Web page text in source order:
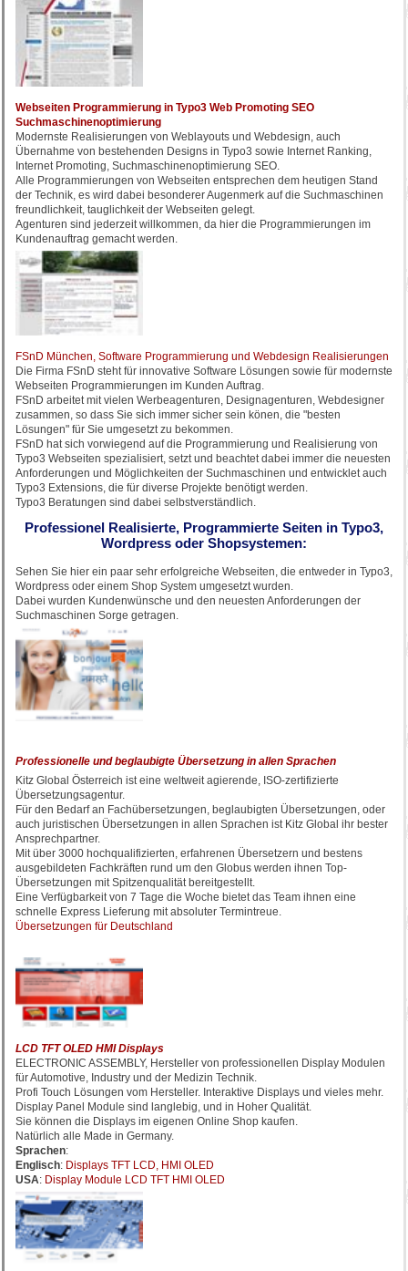
Webseiten Programmierung in Typo3 Web Promoting SEO
Suchmaschinenoptimierung
Modernste Realisierungen von Weblayouts und Webdesign, auch
Übernahme von bestehenden Designs in Typo3 sowie Internet Ranking,
Internet Promoting, Suchmaschinenoptimierung SEO.
Alle Programmierungen von Webseiten entsprechen dem heutigen Stand
der Technik, es wird dabei besonderer Augenmerk auf die Suchmaschinen
freundlichkeit, tauglichkeit der Webseiten gelegt.
Agenturen sind jederzeit willkommen, da hier die Programmierungen im
Kundenauftrag gemacht werden.
FSnD München, Software Programmierung und Webdesign Realisierungen
Die Firma FSnD steht für innovative Software Lösungen sowie für modernste
Webseiten Programmierungen im Kunden Auftrag.
FSnD arbeitet mit vielen Werbeagenturen, Designagenturen, Webdesigner
zusammen, so dass Sie sich immer sicher sein könen, die "besten
Lösungen" für Sie umgesetzt zu bekommen.
FSnD hat sich vorwiegend auf die Programmierung und Realisierung von
Typo3 Webseiten spezialisiert, setzt und beachtet dabei immer die neuesten
Anforderungen und Möglichkeiten der Suchmaschinen und entwicklet auch
Typo3 Extensions, die für diverse Projekte benötigt werden.
Typo3 Beratungen sind dabei selbstverständlich.
Professionel Realisierte, Programmierte Seiten in Typo3,
Wordpress oder Shopsystemen:
Sehen Sie hier ein paar sehr erfolgreiche Webseiten, die entweder in Typo3,
Wordpress oder einem Shop System umgesetzt wurden.
Dabei wurden Kundenwünsche und den neuesten Anforderungen der
Suchmaschinen Sorge getragen.
Professionelle und beglaubigte Übersetzung in allen Sprachen
Kitz Global Österreich ist eine weltweit agierende, ISO-zertifizierte
Übersetzungsagentur.
Für den Bedarf an Fachübersetzungen, beglaubigten Übersetzungen, oder
auch juristischen Übersetzungen in allen Sprachen ist Kitz Global ihr bester
Ansprechpartner.
Mit über 3000 hochqualifizierten, erfahrenen Übersetzern und bestens
ausgebildeten Fachkräften rund um den Globus werden ihnen Top-
Übersetzungen mit Spitzenqualität bereitgestellt.
Eine Verfügbarkeit von 7 Tage die Woche bietet das Team ihnen eine
schnelle Express Lieferung mit absoluter Termintreue.
Übersetzungen für Deutschland
LCD TFT OLED HMI Displays
ELECTRONIC ASSEMBLY, Hersteller von professionellen Display Modulen
für Automotive, Industry und der Medizin Technik.
Profi Touch Lösungen vom Hersteller. Interaktive Displays und vieles mehr.
Display Panel Module sind langlebig, und in Hoher Qualität.
Sie können die Displays im eigenen Online Shop kaufen.
Natürlich alle Made in Germany.
Sprachen:
Englisch: Displays TFT LCD, HMI OLED
USA: Display Module LCD TFT HMI OLED